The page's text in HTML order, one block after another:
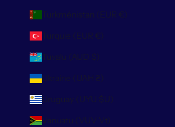
Turkménistan (EUR €)
Turquie (EUR €)
Tuvalu (AUD $)
Ukraine (UAH ₴)
Uruguay (UYU $U)
Vanuatu (VUV Vt)